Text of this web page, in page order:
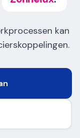
kan